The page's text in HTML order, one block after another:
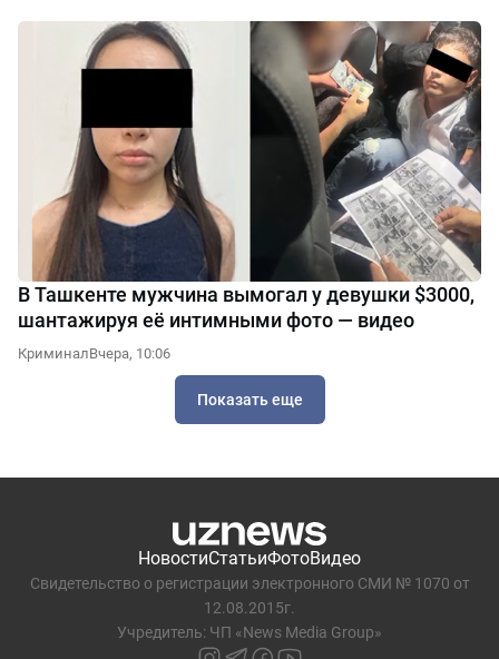
В Ташкенте мужчина вымогал у девушки $3000,
шантажируя её интимными фото — видео
КриминалВчера, 10:06
Показать еще
НовостиСтатьиФотоВидео
Свидетельство о регистрации электронного СМИ № 1070 от
12.08.2015г.
Учредитель: ЧП «News Media Group»